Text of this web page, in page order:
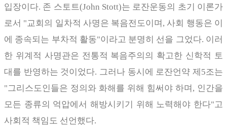
입장이다. 존 스토트(John Stott)는 로잔운동의 초기 이론가
로서 "교회의 일차적 사명은 복음전도이며 , 사회 행동은 이
에 종속되는 부차적 활동"이라고 분명히 선을 그었다. 이러
한 위계적 사명관은 전통적 복음주의의 확고한 신학적 토
대를 반영하는 것이었다. 그러나 동시에 로잔언약 제 5조는
"그리스도인들은 정의와 화해를 위해 힘써야 하며 , 인간을
모든 종류의 억압에서 해방시키기 위해 노력해야 한다"고
사회적 책임도 선언했다.